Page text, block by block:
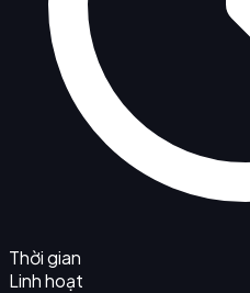
Thời gian
Linh hoạt